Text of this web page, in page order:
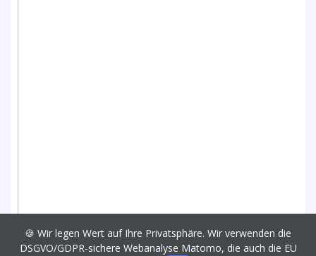
🍪 Wir legen Wert auf Ihre Privatsphäre. Wir verwenden die
DSGVO/GDPR-sichere Webanalyse Matomo, die auch die EU